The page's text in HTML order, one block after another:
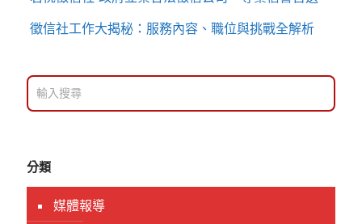
徵信社工作大揭秘：服務內容、職位與挑戰全解析
分類
媒體報導